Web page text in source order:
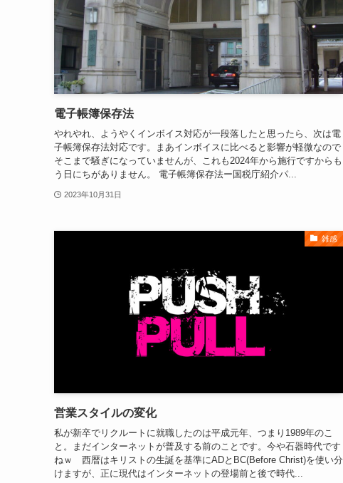
電子帳簿保存法
やれやれ、ようやくインボイス対応が一段落したと思ったら、次は電
子帳簿保存法対応です。まあインボイスに比べると影響が軽微なので
そこまで騒ぎになっていませんが、これも2024年から施行ですからも
う日にちがありません。 電子帳簿保存法ー国税庁紹介パ...
2023年10月31日
雑感
営業スタイルの変化
私が新卒でリクルートに就職したのは平成元年、つまり1989年のこ
と。まだインターネットが普及する前のことです。今や石器時代です
ねｗ 西暦はキリストの生誕を基準にADとBC(Before Christ)を使い分
けますが、正に現代はインターネットの登場前と後で時代...